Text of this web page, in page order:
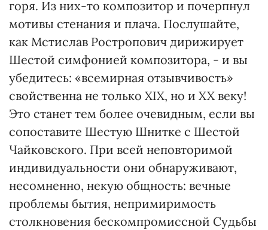
горя. Из них-то композитор и почерпнул
мотивы стенания и плача. Послушайте,
как Мстислав Ростропович дирижирует
Шестой симфонией композитора, - и вы
убедитесь: «всемирная отзывчивость»
свойственна не только XIX, но и XX веку!
Это станет тем более очевидным, если вы
сопоставите Шестую Шнитке с Шестой
Чайковского. При всей неповторимой
индивидуальности они обнаруживают,
несомненно, некую общность: вечные
проблемы бытия, непримиримость
столкновения бескомпромиссной Судьбы